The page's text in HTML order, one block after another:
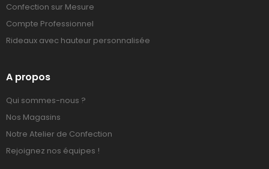
Confection sur Mesure
Compte Professionnel
Rideaux avec hauteur personnalisée
A propos
Qui sommes-nous ?
Nos Magasins
Notre Atelier de Confection
Rejoignez nos équipes !